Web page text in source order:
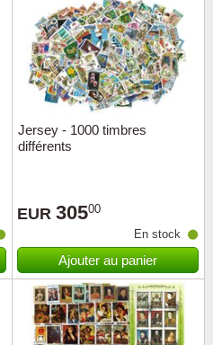
Jersey - 1000 timbres
différents
EUR 30500
En stock
Ajouter au panier